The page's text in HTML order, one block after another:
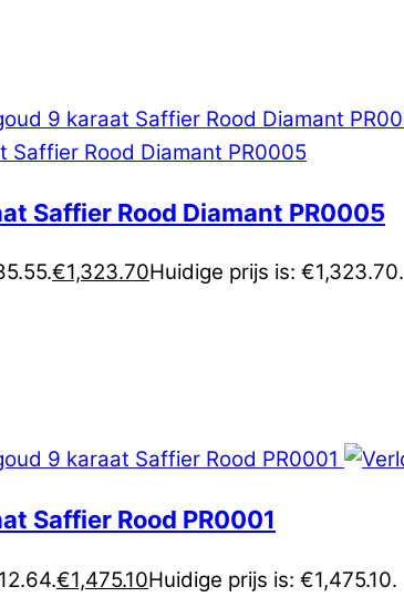
Saffier Rood Diamant PR0005
€1,323.70Huidige prijs is: €1,323.70.
Saffier Rood PR0001
€1,475.10Huidige prijs is: €1,475.10.